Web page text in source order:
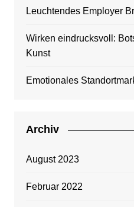
Leuchtendes Employer
Wirken eindrucksvoll:
Kunst
Emotionales
Archiv
August 2023
Februar 2022